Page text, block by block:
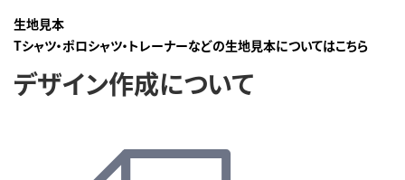
生地見本
Tシャツ・ポロシャツ・トレーナーなどの生地見本についてはこちら
デザイン作成について